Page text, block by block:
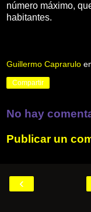
número máximo,
habitantes.
Guillermo Caprarulo
Compartir
No hay
Publicar un
‹